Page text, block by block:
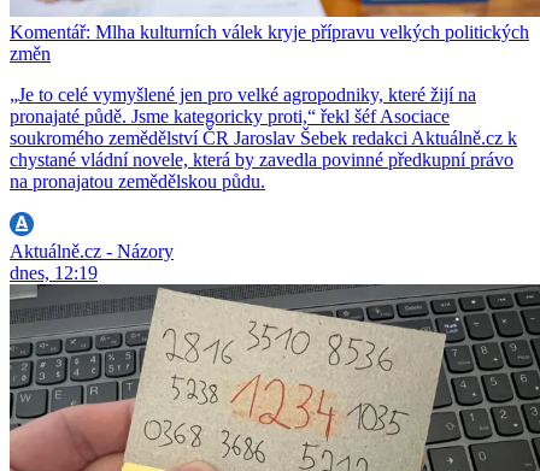
Komentář: Mlha kulturních válek kryje přípravu velkých politických
změn
„Je to celé vymyšlené jen pro velké agropodniky, které žijí na
pronajaté půdě. Jsme kategoricky proti,“ řekl šéf Asociace
soukromého zemědělství ČR Jaroslav Šebek redakci Aktuálně.cz k
chystané vládní novele, která by zavedla povinné předkupní právo
na pronajatou zemědělskou půdu.
Aktuálně.cz - Názory
dnes, 12:19